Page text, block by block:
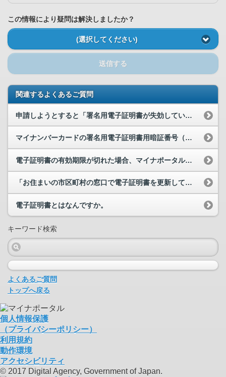
この情報により疑問は解決しましたか？
(選択してください)
送信する
関連するよくあるご質問
申請しようとすると「署名用電子証明書が失効しています」と表示されます。どうすればよいでしょうか。
マイナンバーカードの署名用電子証明書用暗証番号（英数字6～16文字）を忘れてしまいました。どう...
電子証明書の有効期限が切れた場合、マイナポータルにログインできなくなりますか。
「お住まいの市区町村の窓口で電子証明書を更新してください。」というメッセージが表示されます。対...
電子証明書とはなんですか。
キーワード検索
よくあるご質問
トップへ戻る
個人情報保護
（プライバシーポリシー）
利用規約
動作環境
アクセシビリティ
© 2017 Digital Agency, Government of Japan.